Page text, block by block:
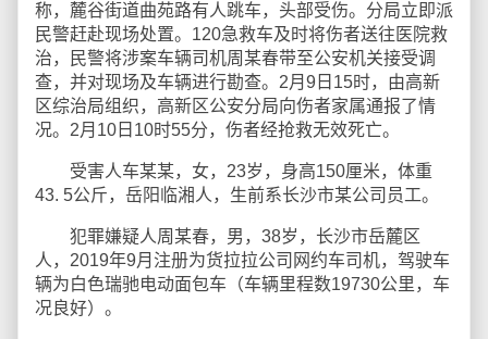
称，麓谷街道曲苑路有人跳车，头部受伤。分局立即派
民警赶赴现场处置。120急救车及时将伤者送往医院救
治，民警将涉案车辆司机周某春带至公安机关接受调
查，并对现场及车辆进行勘查。2月9日15时，由高新
区综治局组织，高新区公安分局向伤者家属通报了情
况。2月10日10时55分，伤者经抢救无效死亡。
受害人车某某，女，23岁，身高150厘米，体重
43. 5公斤，岳阳临湘人，生前系长沙市某公司员工。
犯罪嫌疑人周某春，男，38岁，长沙市岳麓区
人，2019年9月注册为货拉拉公司网约车司机，驾驶车
辆为白色瑞驰电动面包车（车辆里程数19730公里，车
况良好）。